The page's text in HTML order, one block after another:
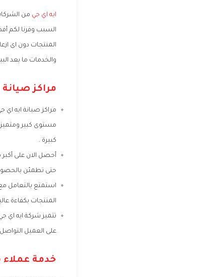
ايه اي جي من
السبب وفرنا لكم
المنتجات دون اى
والخدمات ما بعد
مراكز صيانة
مراكز صيانة ايه اي
مستوى كبير
كبيرة .
أحصل الان على
حتى تطمئن
استمتع بالتعامل
المنتجات بكفاءة
تتميز شركة ايه اي
على العميل
خدمة عملاء